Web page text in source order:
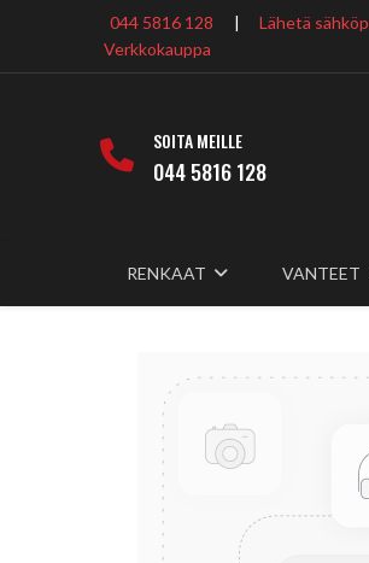
044 5816 128 | Lähetä
Verkkokauppa
SOITA MEILLE
044 5816 128
RENKAAT VANTEET